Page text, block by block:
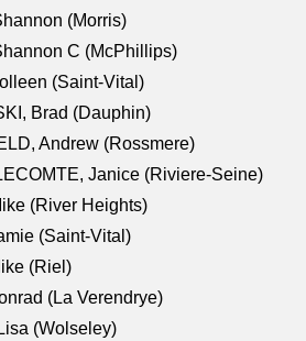
(Morris)
C (McPhillips)
(Saint-Vital)
Brad (Dauphin)
Andrew (Rossmere)
Janice (Riviere-Seine)
(River Heights)
(Saint-Vital)
(Riel)
(La Verendrye)
(Wolseley)